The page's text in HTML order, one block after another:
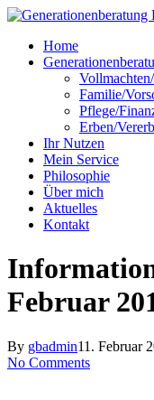
Skip
main
content
Menu
Home
Familie/
Pflege/
Erben/
Ihr Nutzen
Mein Service
Philosophie
Über mich
Aktuelles
Kontakt
Februar
By gbadmin11. Februar
No Comments